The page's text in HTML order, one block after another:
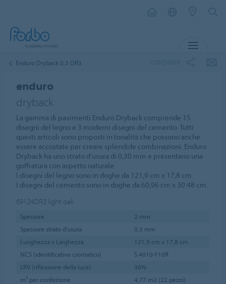
Enduro Dryback 0,3 DR3
enduro
dryback
La gamma di pavimenti Enduro Dryback comprende 15
disegni del legno e 3 moderni disegni del cemento. Tutti
questi articoli sono proposti in tonalità che possono anche
essere accostate per creare splendide combinazioni. Enduro
Dryback ha uno strato d’usura di 0,30 mm e presentano una
goffratura con aspetto naturale.
I disegni del legno sono in doghe da 121,9 cm x 17,8 cm.
I disegni del cemento sono in doghe da 60,96 cm x 30.48 cm.
69124DR3 light oak
Spessore
2 mm
Spessore strato d'usura
0,3 mm
Lunghezza x Larghezza
121,9 cm x 17,8 cm
NCS (identificativo cromatico)
S 4010-Y10R
LRV (riflessione della luce)
30%
m² per confezione
4,77 m2 (22 pezzi)